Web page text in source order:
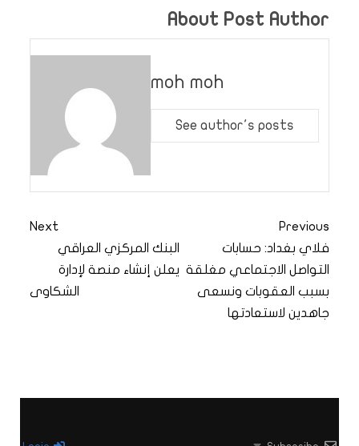
About Post Author
moh moh
See author's posts
Previous
فلاي بغداد: حسابات
التواصل الاجتماعي مغلقة
بسبب العقوبات ونسعى
جاهدين لاستعادتها
Next
البنك المركزي العراقي
يعلن إنشاء منصة لإدارة
الشكاوى